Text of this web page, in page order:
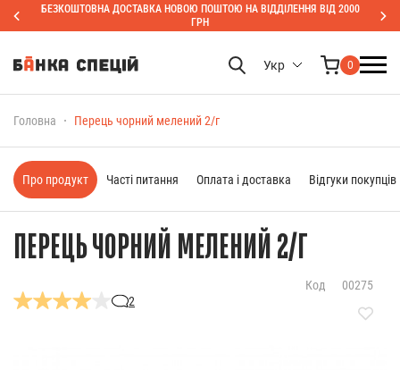
БЕЗКОШТОВНА ДОСТАВКА НОВОЮ ПОШТОЮ НА ВІДДІЛЕННЯ ВІД 2000
ГРН
Укр 0
Головна Перець чорний мелений 2/г
ПЕРЕЦЬ ЧОРНИЙ МЕЛЕНИЙ 2/Г
2
Код 00275
Про продукт Часті питання Оплата і доставка Відгуки покупців